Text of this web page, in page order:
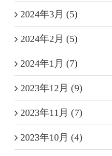
2024年3月 (5)
2024年2月 (5)
2024年1月 (7)
2023年12月 (9)
2023年11月 (7)
2023年10月 (4)